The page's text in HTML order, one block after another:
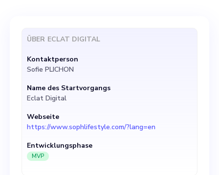
Eclat Digital, einem
Unternehmen für digitales
Marketing, das sich auf die
Bereitstellung kompletter
Dienstleistungen für PME
spezialisiert hat. Les
responsabilités clés incluent
l'audit des stratégies digital
ÜBER ECLAT DIGITAL
Kontaktperson
Sofie PLICHON
Name des Startvorgangs
Eclat Digital
Webseite
https://www.sophlifestyle.com/?lang=en
Entwicklungsphase
MVP